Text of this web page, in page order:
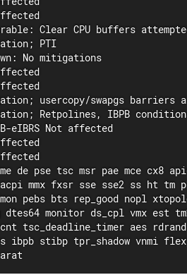
Clear CPU buffers
PTI
No mitigations
usercopy/swapgs barriers
Retpolines, IBPB
eIBRS Not affected
tsc msr pae mce cx8 apic
mmx fxsr sse sse2 ss ht tm
pebs bts rep_good nopl
monitor ds_cpl vmx est
tsc_deadline_timer aes
ibpb stibp tpr_shadow vnmi